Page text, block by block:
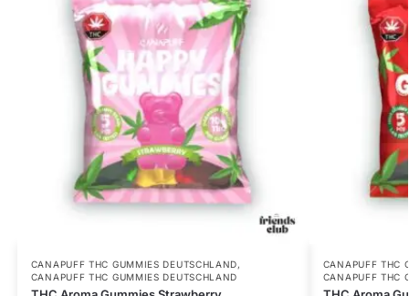
CANAPUFF THC GUMMIES​ DEUTSCHLAND,
CANAPUFF THC GUMMIES​ DEUTSCHLAND
CANAPUFF THC
CANAPUFF THC